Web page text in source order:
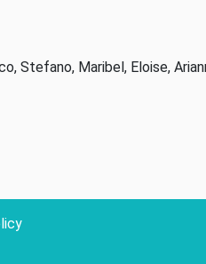
Stefano, Maribel, Eloise,